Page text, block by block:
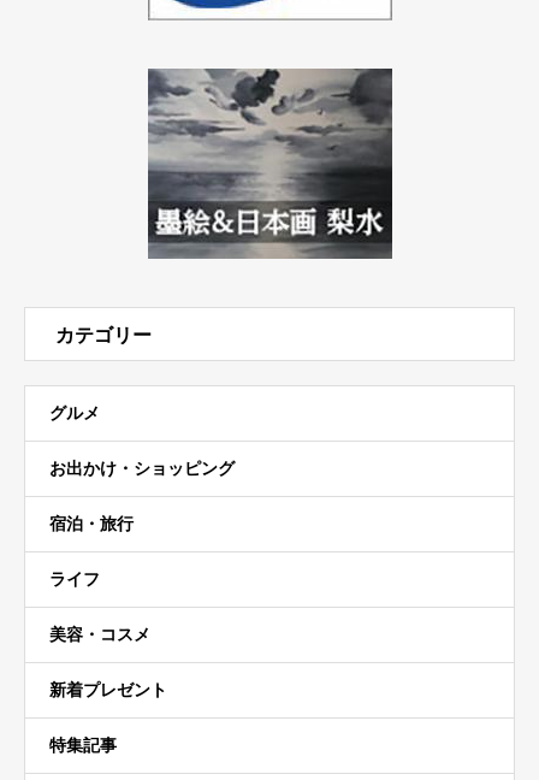
カテゴリー
グルメ
お出かけ・ショッピング
宿泊・旅行
ライフ
美容・コスメ
新着プレゼント
特集記事